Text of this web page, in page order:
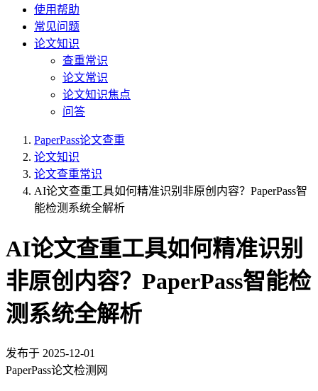
使用帮助
常见问题
论文知识
查重常识
论文常识
论文知识焦点
问答
PaperPass论文查重
论文知识
论文查重常识
AI论文查重工具如何精准识别非原创内容？PaperPass智
能检测系统全解析
AI论文查重工具如何精准识别
非原创内容？PaperPass智能检
测系统全解析
发布于 2025-12-01
PaperPass论文检测网